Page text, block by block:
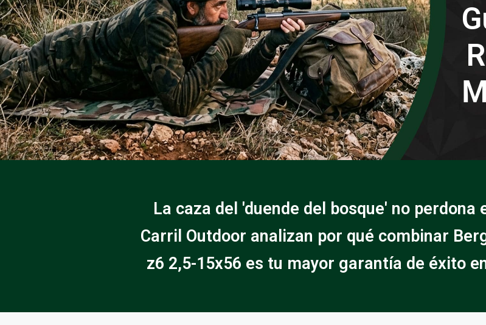
La caza del 'duende del bosque' no
Carril Outdoor analizan por qué combinar
z6 2,5-15x56 es tu mayor garantía de éxito